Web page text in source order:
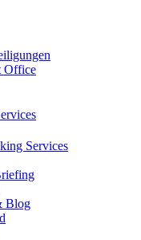
Office
Services
Blog